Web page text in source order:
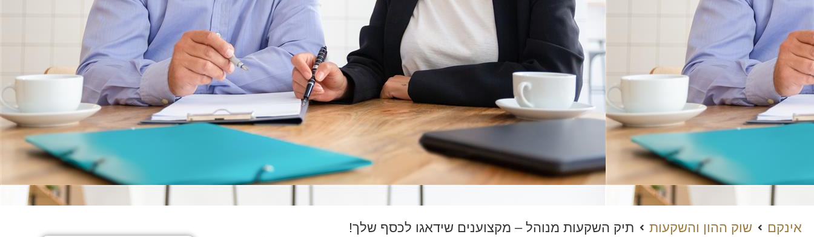
אינקם שוק ההון והשקעות תיק השקעות מנוהל – מקצוענים שידאגו לכסף שלך!